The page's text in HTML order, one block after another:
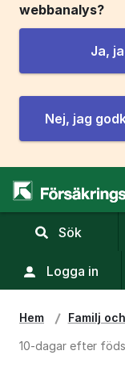
webbanalys?
Ja,
Nej, jag
Sök
sökfält
Logga in
Hem Familj
10-dagar efter